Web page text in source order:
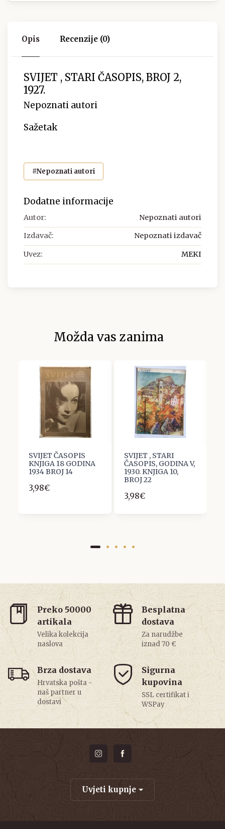
Opis Recenzije (0)
SVIJET , STARI ČASOPIS, BROJ 2,
1927.
Nepoznati autori
Sažetak
#Nepoznati autori
Dodatne informacije
Autor: Nepoznati autori
Izdavač: Nepoznati izdavač
Uvez: MEKI
Možda vas zanima
SVIJET ČASOPIS
KNJIGA 18 GODINA
1934 BROJ 14
3,98€
SVIJET , STARI
ČASOPIS, GODINA V,
1930. KNJIGA 10,
BROJ 22
3,98€
Preko 50000
artikala
Velika kolekcija
naslova
Besplatna
dostava
Za narudžbe
iznad 70 €
Brza dostava
Hrvatska pošta -
naš partner u
dostavi
Sigurna
kupovina
SSL certifikat i
WSPay
Uvjeti kupnje